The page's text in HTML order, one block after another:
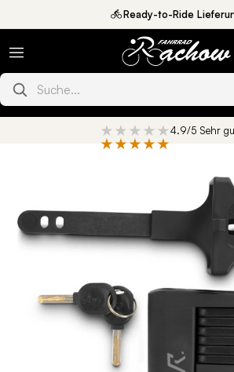
Inhalt
Ready-to-Ride
Produkte suchen
★★★★★
★★★★★
4.9/5 Sehr